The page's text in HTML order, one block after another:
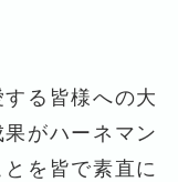
る皆様への大
がハーネマン
を皆で素直に